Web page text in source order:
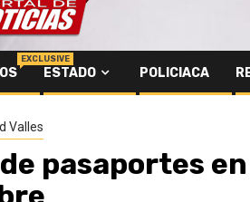
EXCLUSIVE
ESTADO POLICIACA
Valles
pasaportes